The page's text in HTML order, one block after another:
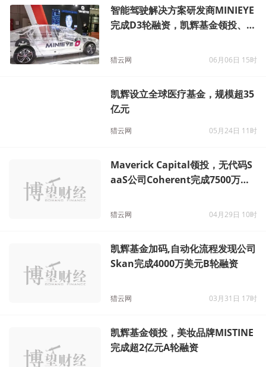
智能驾驶解决方案研发商MINIEYE
完成D3轮融资，凯辉基金领投、蔚
猎云网 06月06日 15时
凯辉设立全球医疗基金，规模超35
亿元
猎云网 05月24日 11时
Maverick Capital领投，无代码S
aaS公司Coherent完成7500万美
猎云网 04月29日 10时
凯辉基金加码,自动化流程发现公司
Skan完成4000万美元B轮融资
猎云网 03月31日 17时
凯辉基金领投，美妆品牌MISTINE
完成超2亿元A轮融资